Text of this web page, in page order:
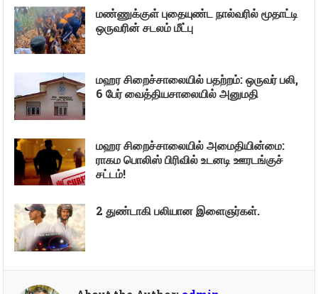
மண்ணுக்குள் புதையுண்ட நால்வரில் மூதாட்டி
ஒருவரின் சடலம் மீட்பு
மஹர சிறைச்சாலையில் பதற்றம்: ஒருவர் பலி,
6 பேர் வைத்தியசாலையில் அனுமதி
மஹர சிறைச்சாலையில் அமைதியின்மை:
ராகம பொலிஸ் பிரிவில் உடனடி ஊரடங்குச்
சட்டம்!
2 துண்டாகி பலியான இளைஞர்கள்.